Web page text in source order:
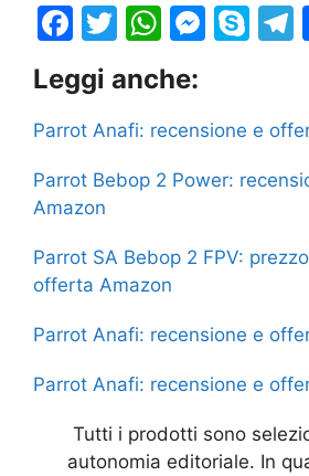
F
c
e
b
o
k
T
itt
er
W
h
at
s
A
p
M
s
e
n
er
S
p
e
a
Leggi anche:
Parrot Anafi: recensione e
Parrot Bebop 2 Power:
Amazon
Parrot SA Bebop 2 FPV:
offerta Amazon
Parrot Anafi: recensione e
Parrot Anafi: recensione e
Tutti i prodotti sono
autonomia editoriale. In